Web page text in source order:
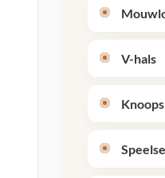
V-hals